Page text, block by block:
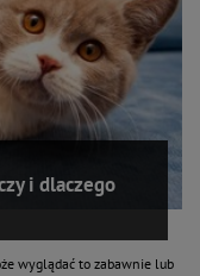
i dlaczego
wyglądać to zabawnie lub